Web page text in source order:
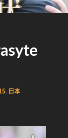
, 日本